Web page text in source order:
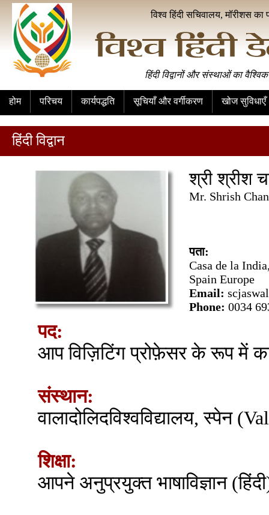
विश्व हिंदी सचिवालय, मॉरीशस का
हिंदी विद्वानों और संस्थाओं का
होम परिचय कार्यपद्धति सूचियाँ और वर्गीकरण खोज सुविधाएँ
हिंदी विद्वान
श्री श्रीश
Mr. Shrish
पता:
Casa de la
Spain Europe
Email:
Phone: 0034
पद:
आप विज़िटिंग प्रोफ़ेसर के रूप में
संस्थान:
वालादोलिदविश्वविद्यालय, स्पेन
शिक्षा:
आपने अनुप्रयुक्त भाषाविज्ञान